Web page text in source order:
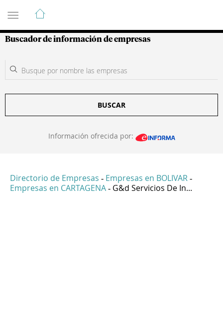
Guía de Empresas Colombianas
Buscador de información de empresas
BUSCAR
Información ofrecida por:
Directorio de Empresas - Empresas en BOLIVAR -
Empresas en CARTAGENA - G&d Servicios De In...